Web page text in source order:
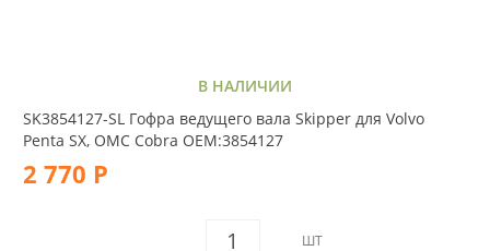
В НАЛИЧИИ
SK3854127-SL Гофра ведущего вала Skipper для Volvo
Penta SX, OMC Cobra OEM:3854127
2 770 Р
ШТ